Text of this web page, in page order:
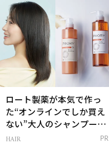
ロート製薬が本気で作っ
た“オンラインでしか買え
ない”大人のシャンプー＆
トリートメントって？
HAIR PR